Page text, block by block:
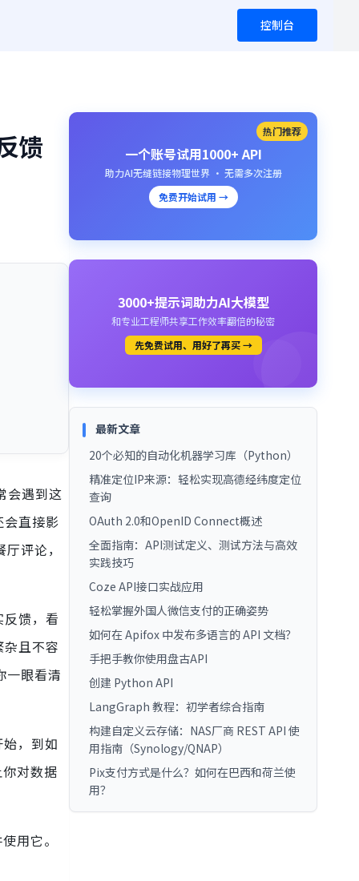
控制台
馈
会遇到这
直接影
评论，
馈，看
且不容
一眼看清
，到如
对数据
用它。
热门推荐
一个账号试用1000+ API
助力AI无缝链接物理世界 · 无需多次注册
免费开始试用 →
3000+提示词助力AI大模型
和专业工程师共享工作效率翻倍的秘密
先免费试用、用好了再买 →
最新文章
20个必知的自动化机器学习库（Python）
精准定位IP来源：轻松实现高德经纬度定位
查询
OAuth 2.0和OpenID Connect概述
全面指南：API测试定义、测试方法与高效
实践技巧
Coze API接口实战应用
轻松掌握外国人微信支付的正确姿势
如何在 Apifox 中发布多语言的 API 文档？
手把手教你使用盘古API
创建 Python API
LangGraph 教程：初学者综合指南
构建自定义云存储：NAS厂商 REST API 使
用指南（Synology/QNAP）
Pix支付方式是什么？如何在巴西和荷兰使
用？